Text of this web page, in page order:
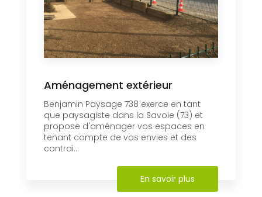
Aménagement extérieur
Benjamin Paysage 738 exerce en tant
que paysagiste dans la Savoie (73) et
propose d'aménager vos espaces en
tenant compte de vos envies et des
contrai...
En savoir plus